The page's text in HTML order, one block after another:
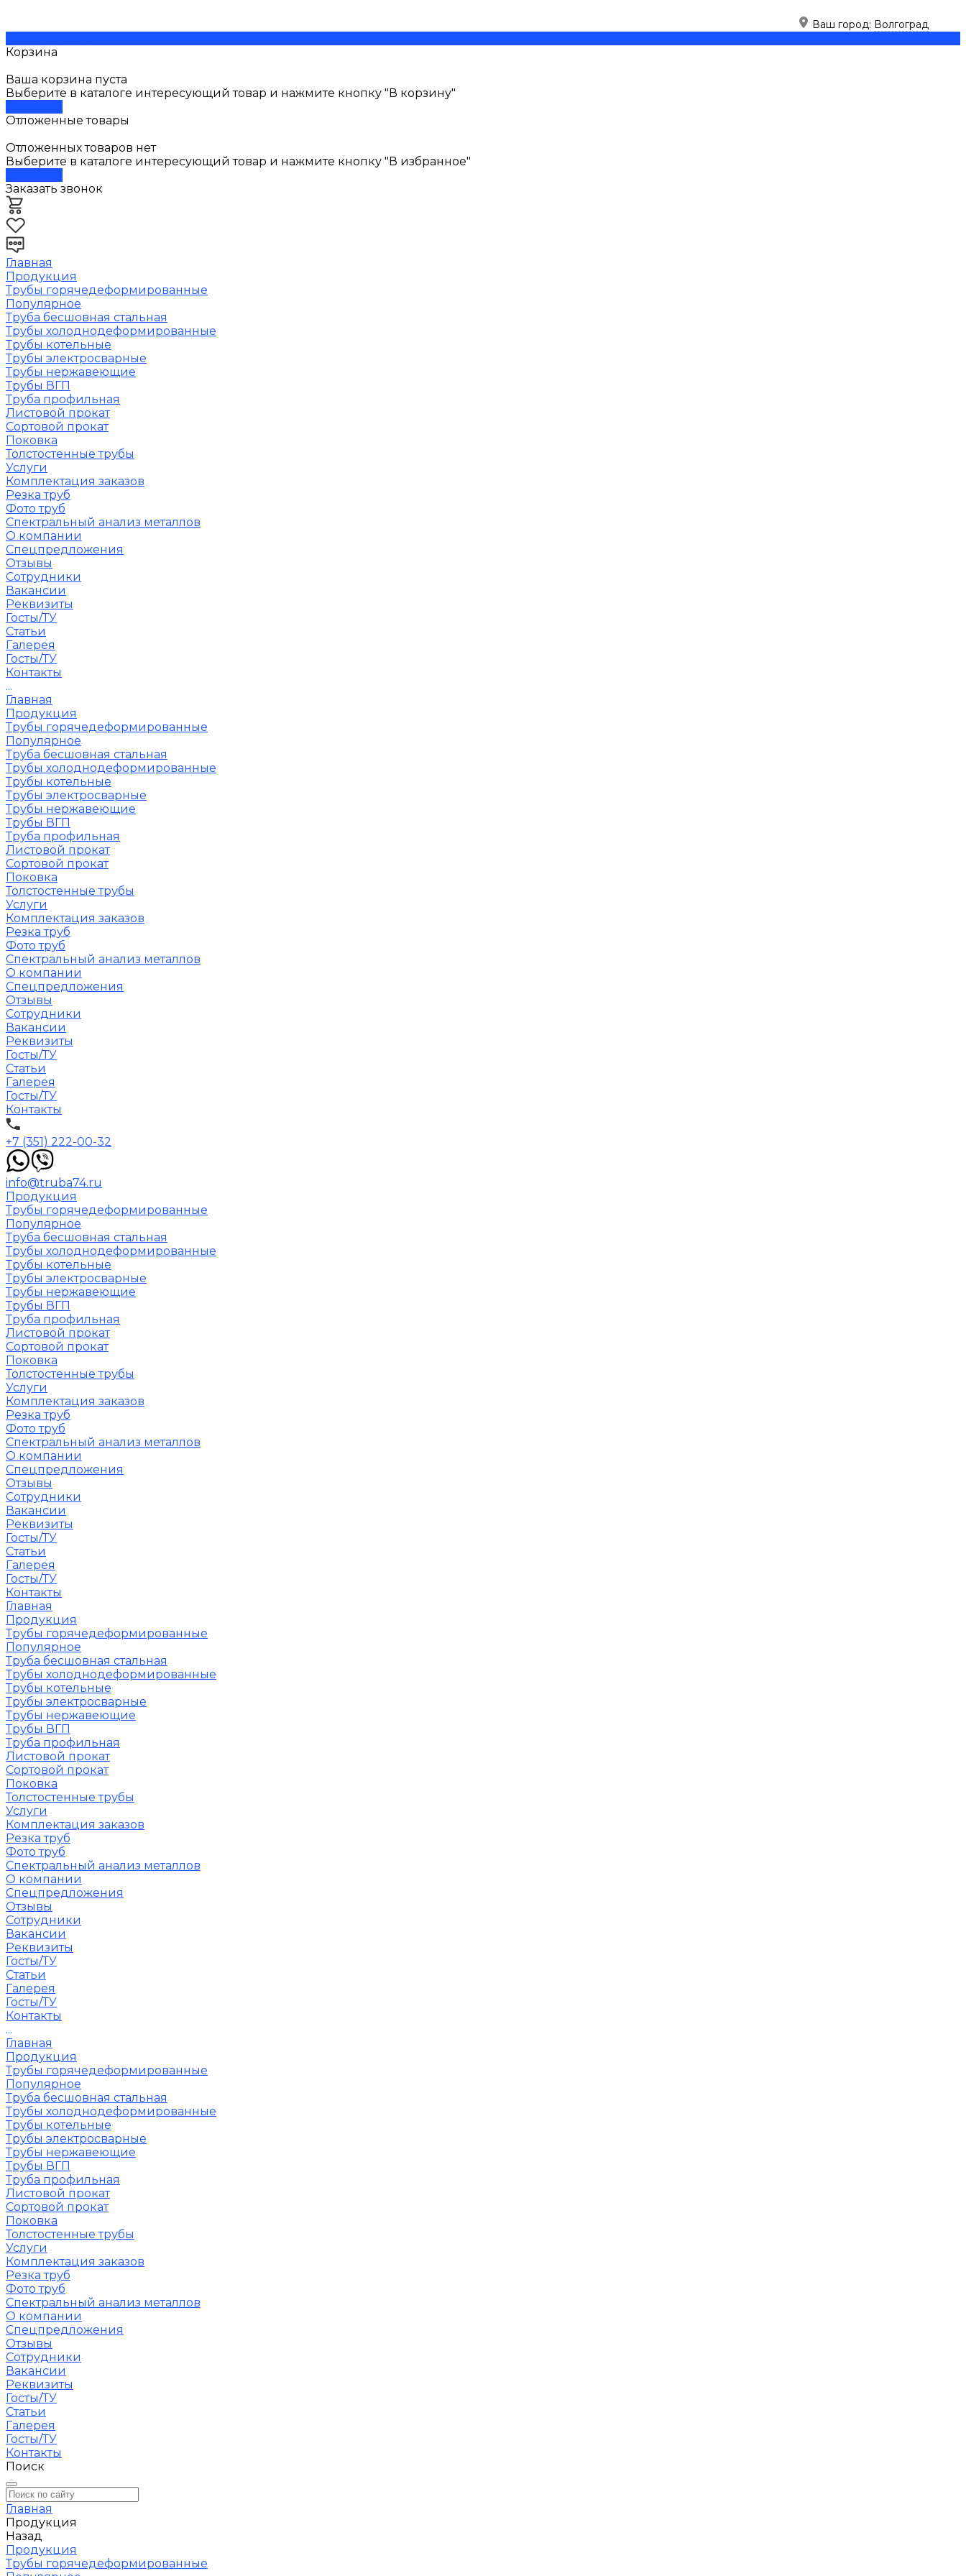
Ваш город: Волгоград
Корзина
Ваша корзина пуста
Выберите в каталоге интересующий товар и нажмите кнопку "В корзину"
Отложенные товары
Отложенных товаров нет
Выберите в каталоге интересующий товар и нажмите кнопку "В избранное"
Заказать звонок
Главная
Продукция
Трубы горячедеформированные
Популярное
Труба бесшовная стальная
Трубы холоднодеформированные
Трубы котельные
Трубы электросварные
Трубы нержавеющие
Трубы ВГП
Труба профильная
Листовой прокат
Сортовой прокат
Поковка
Толстостенные трубы
Услуги
Комплектация заказов
Резка труб
Фото труб
Спектральный анализ металлов
О компании
Спецпредложения
Отзывы
Сотрудники
Вакансии
Реквизиты
Госты/ТУ
Статьи
Галерея
Госты/ТУ
Контакты
...
Главная
Продукция
Трубы горячедеформированные
Популярное
Труба бесшовная стальная
Трубы холоднодеформированные
Трубы котельные
Трубы электросварные
Трубы нержавеющие
Трубы ВГП
Труба профильная
Листовой прокат
Сортовой прокат
Поковка
Толстостенные трубы
Услуги
Комплектация заказов
Резка труб
Фото труб
Спектральный анализ металлов
О компании
Спецпредложения
Отзывы
Сотрудники
Вакансии
Реквизиты
Госты/ТУ
Статьи
Галерея
Госты/ТУ
Контакты
+7 (351) 222-00-32
info@truba74.ru
Продукция
Трубы горячедеформированные
Популярное
Труба бесшовная стальная
Трубы холоднодеформированные
Трубы котельные
Трубы электросварные
Трубы нержавеющие
Трубы ВГП
Труба профильная
Листовой прокат
Сортовой прокат
Поковка
Толстостенные трубы
Услуги
Комплектация заказов
Резка труб
Фото труб
Спектральный анализ металлов
О компании
Спецпредложения
Отзывы
Сотрудники
Вакансии
Реквизиты
Госты/ТУ
Статьи
Галерея
Госты/ТУ
Контакты
Главная
Продукция
Трубы горячедеформированные
Популярное
Труба бесшовная стальная
Трубы холоднодеформированные
Трубы котельные
Трубы электросварные
Трубы нержавеющие
Трубы ВГП
Труба профильная
Листовой прокат
Сортовой прокат
Поковка
Толстостенные трубы
Услуги
Комплектация заказов
Резка труб
Фото труб
Спектральный анализ металлов
О компании
Спецпредложения
Отзывы
Сотрудники
Вакансии
Реквизиты
Госты/ТУ
Статьи
Галерея
Госты/ТУ
Контакты
...
Главная
Продукция
Трубы горячедеформированные
Популярное
Труба бесшовная стальная
Трубы холоднодеформированные
Трубы котельные
Трубы электросварные
Трубы нержавеющие
Трубы ВГП
Труба профильная
Листовой прокат
Сортовой прокат
Поковка
Толстостенные трубы
Услуги
Комплектация заказов
Резка труб
Фото труб
Спектральный анализ металлов
О компании
Спецпредложения
Отзывы
Сотрудники
Вакансии
Реквизиты
Госты/ТУ
Статьи
Галерея
Госты/ТУ
Контакты
Поиск
Главная
Продукция
Назад
Продукция
Трубы горячедеформированные